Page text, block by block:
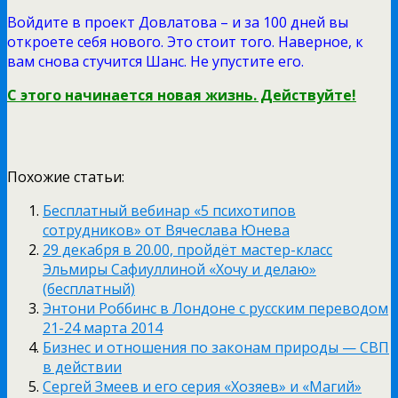
Войдите в проект Довлатова – и за 100 дней вы
откроете себя нового. Это стоит того. Наверное, к
вам снова стучится Шанс. Не упустите его.
С этого начинается новая жизнь. Действуйте!
Похожие статьи:
Бесплатный вебинар «5 психотипов
сотрудников» от Вячеслава Юнева
29 декабря в 20.00, пройдёт мастер-класс
Эльмиры Сафиуллиной «Хочу и делаю»
(бесплатный)
Энтони Роббинс в Лондоне с русским переводом
21-24 марта 2014
Бизнес и отношения по законам природы — СВП
в действии
Сергей Змеев и его серия «Хозяев» и «Магий»